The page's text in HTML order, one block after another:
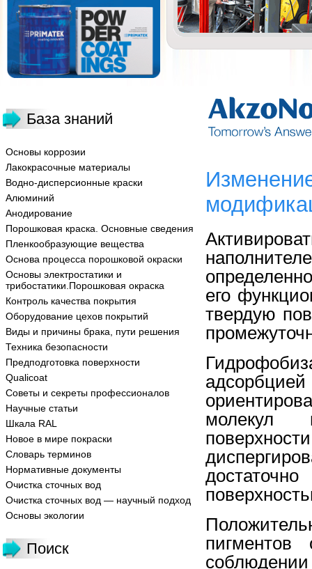
База знаний
Основы коррозии
Лакокрасочные материалы
Водно-дисперсионные краски
Алюминий
Анодирование
Порошковая краска. Основные сведения
Пленкообразующие вещества
Основа процесса порошковой окраски
Основы электростатики и
трибостатики.Порошковая окраска
Контроль качества покрытия
Оборудование цехов покрытий
Виды и причины брака, пути решения
Техника безопасности
Предподготовка поверхности
Qualicoat
Советы и секреты профессионалов
Научные статьи
Шкала RAL
Новое в мире покраски
Словарь терминов
Нормативные документы
Очистка сточных вод
Очистка сточных вод — научный подход
Основы экологии
Поиск
его
твердую
молекул
пигментов